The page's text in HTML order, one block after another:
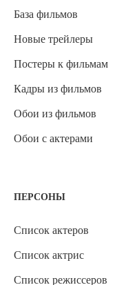
База фильмов
Новые трейлеры
Постеры к фильмам
Кадры из фильмов
Обои из фильмов
Обои с актерами
ПЕРСОНЫ
Список актеров
Список актрис
Список режиссеров